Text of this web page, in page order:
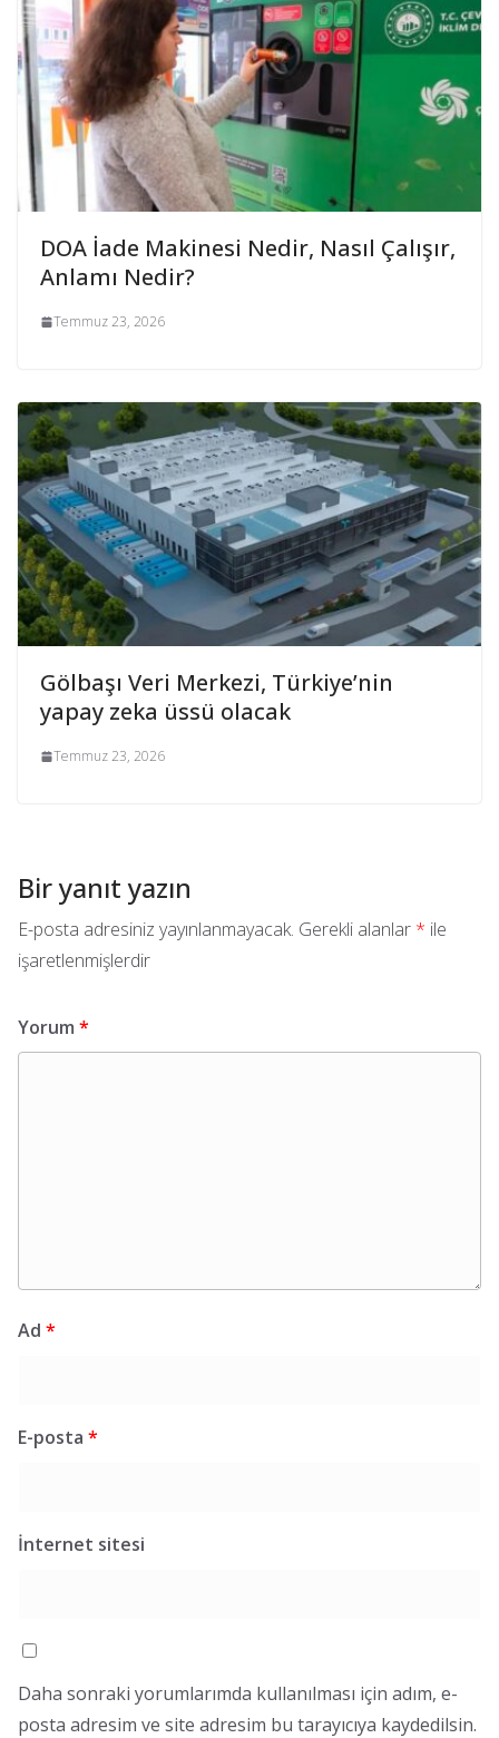
DOA İade Makinesi Nedir, Nasıl Çalışır,
Anlamı Nedir?
Temmuz 23, 2026
Gölbaşı Veri Merkezi, Türkiye’nin
yapay zeka üssü olacak
Temmuz 23, 2026
Bir yanıt yazın
E-posta adresiniz yayınlanmayacak. Gerekli alanlar * ile
işaretlenmişlerdir
Yorum *
Ad *
E-posta *
İnternet sitesi
Daha sonraki yorumlarımda kullanılması için adım, e-
posta adresim ve site adresim bu tarayıcıya kaydedilsin.